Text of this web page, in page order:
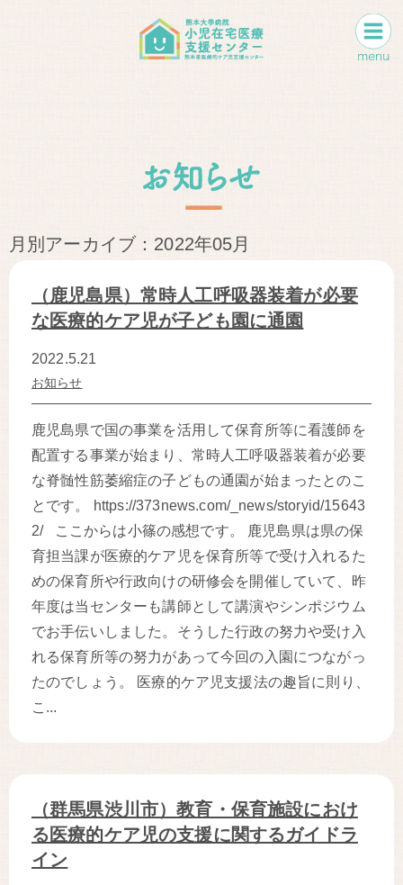
月別アーカイブ：2022年05月
（鹿児島県）常時人工呼吸器装着が必要
な医療的ケア児が子ども園に通園
2022.5.21
お知らせ
鹿児島県で国の事業を活用して保育所等に看護師を
配置する事業が始まり、常時人工呼吸器装着が必要
な脊髄性筋萎縮症の子どもの通園が始まったとのこ
とです。 https://373news.com/_news/storyid/15643
2/ ここからは小篠の感想です。 鹿児島県は県の保
育担当課が医療的ケア児を保育所等で受け入れるた
めの保育所や行政向けの研修会を開催していて、昨
年度は当センターも講師として講演やシンポジウム
でお手伝いしました。そうした行政の努力や受け入
れる保育所等の努力があって今回の入園につながっ
たのでしょう。 医療的ケア児支援法の趣旨に則り、
こ...
（群馬県渋川市）教育・保育施設におけ
る医療的ケア児の支援に関するガイドラ
イン